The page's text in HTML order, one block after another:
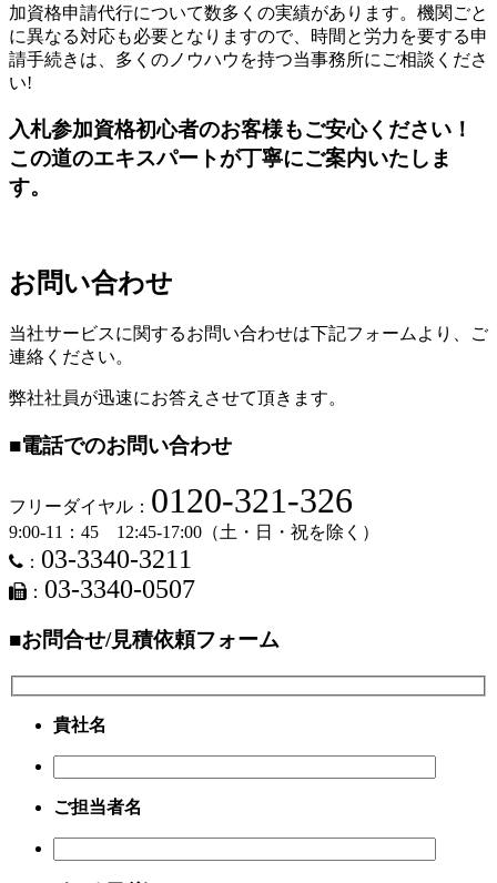
加資格申請代行について数多くの実績があります。機関ごと
に異なる対応も必要となりますので、時間と労力を要する申
請手続きは、多くのノウハウを持つ当事務所にご相談くださ
い!
入札参加資格初心者のお客様もご安心ください！
この道のエキスパートが丁寧にご案内いたしま
す。
お問い合わせ
当社サービスに関するお問い合わせは下記フォームより、ご
連絡ください。
弊社社員が迅速にお答えさせて頂きます。
■電話でのお問い合わせ
フリーダイヤル： 0120-321-326
9:00-11：45 12:45-17:00（土・日・祝を除く）
： 03-3340-3211
： 03-3340-0507
■お問合せ/見積依頼フォーム
貴社名
ご担当者名